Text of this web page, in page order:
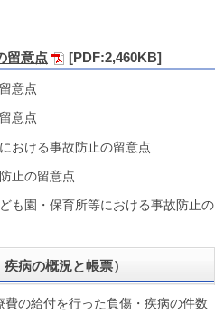
留意点 [PDF:2,460KB]
意点
意点
おける事故防止の留意点
止の留意点
も園・保育所等における事故防止の
病の概況と帳票）
の給付を行った負傷・疾病の件数